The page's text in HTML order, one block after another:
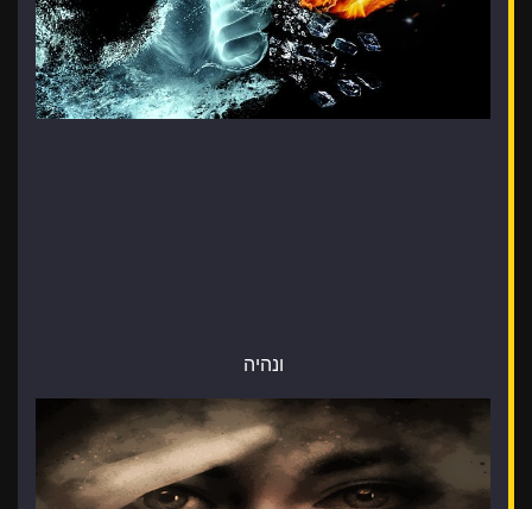
ונהיה